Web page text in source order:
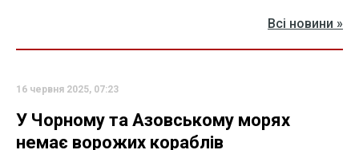
Всі новини »
16 червня 2025, 07:23
У Чорному та Азовському морях
немає ворожих кораблів